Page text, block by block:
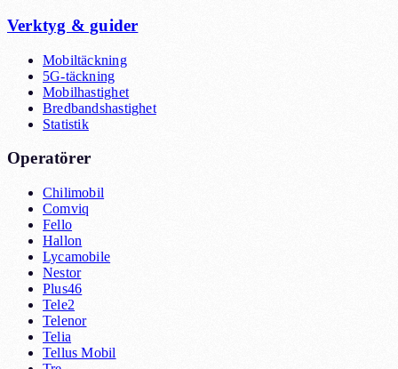
Verktyg & guider
Mobiltäckning
5G-täckning
Mobilhastighet
Bredbandshastighet
Statistik
Operatörer
Chilimobil
Comviq
Fello
Hallon
Lycamobile
Nestor
Plus46
Tele2
Telenor
Telia
Tellus Mobil